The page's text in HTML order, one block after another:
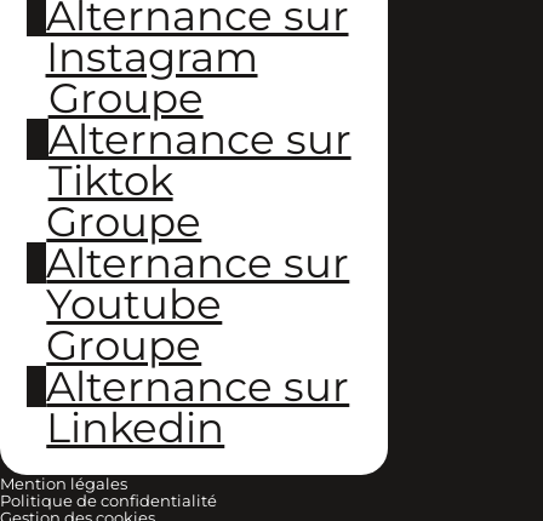
Alternance sur
Instagram
Groupe
Alternance sur
Tiktok
Groupe
Alternance sur
Youtube
Groupe
Alternance sur
Linkedin
Mention légales
Politique de confidentialité
Gestion des cookies